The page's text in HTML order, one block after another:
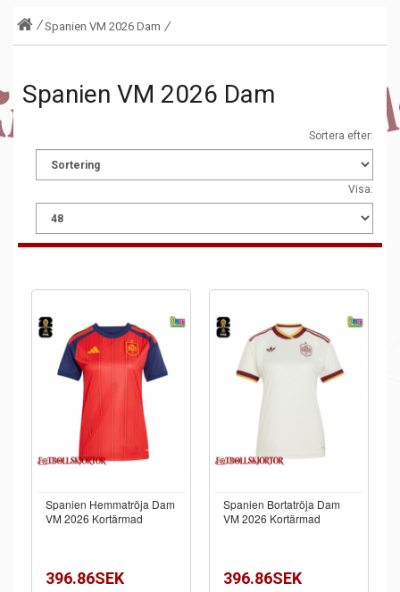
Spanien VM 2026 Dam
Spanien VM 2026 Dam
Sortera efter:
Visa:
Spanien Hemmatröja Dam
VM 2026 Kortärmad
396.86SEK
Spanien Bortatröja Dam
VM 2026 Kortärmad
396.86SEK